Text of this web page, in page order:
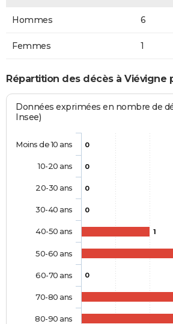
Hommes 6
Femmes 1
Répartition des décès à Viévigne
Données exprimées en nombre de
Insee)
0
0
0
0
1
0
Moins de 10 ans
10-20 ans
20-30 ans
30-40 ans
40-50 ans
50-60 ans
60-70 ans
70-80 ans
80-90 ans